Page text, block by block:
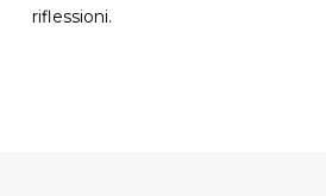
riflessioni.